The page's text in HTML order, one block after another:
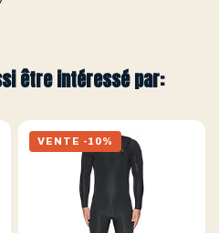
être intéressé par:
VENTE -10%